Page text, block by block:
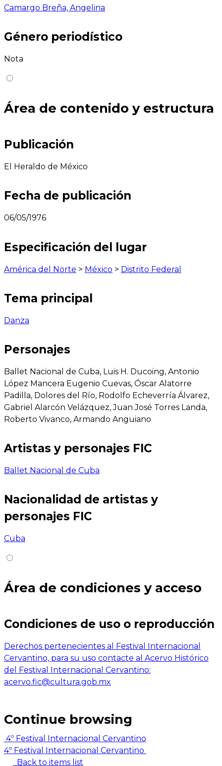
Camargo Breña, Angelina
Género periodístico
Nota
Área de contenido y estructura
Publicación
El Heraldo de México
Fecha de publicación
06/05/1976
Especificación del lugar
América del Norte > México > Distrito Federal
Tema principal
Danza
Personajes
Ballet Nacional de Cuba, Luis H. Ducoing, Antonio
López Mancera Eugenio Cuevas, Óscar Alatorre
Padilla, Dolores del Río, Rodolfo Echeverría Álvarez,
Gabriel Alarcón Velázquez, Juan José Torres Landa,
Roberto Vivanco, Armando Anguiano
Artistas y personajes FIC
Ballet Nacional de Cuba
Nacionalidad de artistas y
personajes FIC
Cuba
Área de condiciones y acceso
Condiciones de uso o reproducción
Derechos pertenecientes al Festival Internacional
Cervantino, para su uso contacte al Acervo Histórico
del Festival Internacional Cervantino:
acervo.fic@cultura.gob.mx
Continue browsing
4º Festival Internacional Cervantino
4º Festival Internacional Cervantino
Back to items list